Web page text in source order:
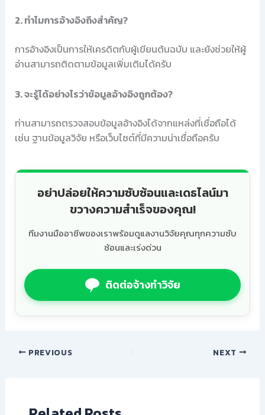
2. ทำไมการอ้างอิงถึงสำคัญ?
การอ้างอิงเป็นการให้เครดิตกับผู้เขียนต้นฉบับ และยังช่วยให้ผู้
อ่านสามารถติดตามข้อมูลเพิ่มเติมได้ครับ
3. จะรู้ได้อย่างไรว่าข้อมูลอ้างอิงถูกต้อง?
ท่านสามารถตรวจสอบข้อมูลอ้างอิงได้จากแหล่งที่เชื่อถือได้
เช่น ฐานข้อมูลวิจัย หรือเว็บไซต์ที่มีความน่าเชื่อถือครับ
อย่าปล่อยให้ความซับซ้อนและเดธไลน์มา
ขวางความสำเร็จของคุณ!
ทีมงานมืออาชีพของเราพร้อมดูแลงานวิจัยคุณทุกความซับ
ซ้อนและเร่งด่วน
ติดต่อจ้างทำวิจัย
PREVIOUS NEXT